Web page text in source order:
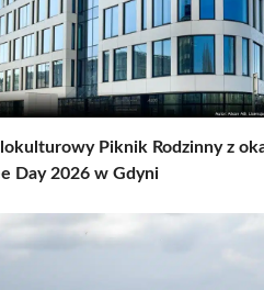
Piknik Rodzinny z
Day 2026 w Gdyni